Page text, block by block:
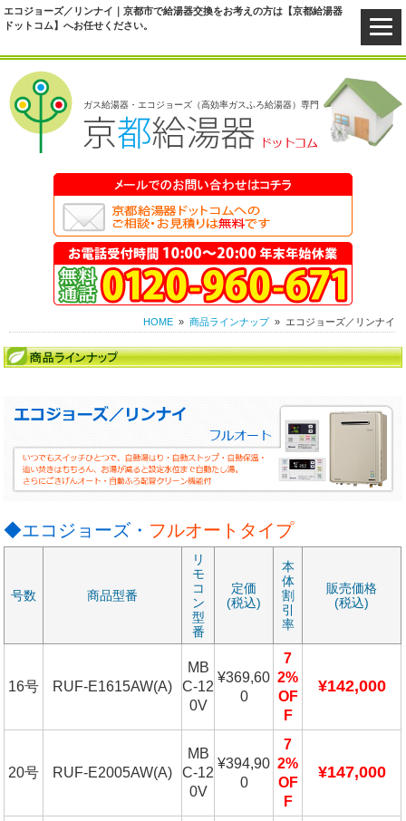
エコジョーズ／リンナイ｜京都市で給湯器交換をお考えの方は【京都給湯器
ドットコム】へお任せください。
ガス給湯器・エコジョーズ（高効率ガスふろ給湯器）専門
HOME » 商品ラインナップ » エコジョーズ／リンナイ
◆エコジョーズ・ フルオートタイプ
号数 商品型番
リ
モ
コ
ン
型
番
定価
(税込)
本
体
割
引
率
販売価格
(税込)
16号 RUF-E1615AW(A)
MB
C-12
0V
¥369,60
0
7
2%
OF
F
¥142,000
20号 RUF-E2005AW(A)
MB
C-12
0V
¥394,90
0
7
2%
OF
F
¥147,000